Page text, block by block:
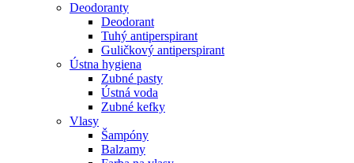
Deodoranty
Deodorant
Tuhý antiperspirant
Guličkový antiperspirant
Ústna hygiena
Zubné pasty
Ústná voda
Zubné kefky
Vlasy
Šampóny
Balzamy